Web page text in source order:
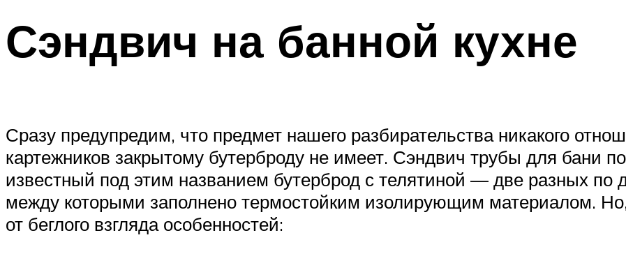
Сэндвич на банной кухне
Сразу предупредим, что предмет нашего разбирательства никакого
картежников закрытому бутерброду не имеет. Сэндвич трубы для бани
известный под этим названием бутерброд с телятиной — две разных по
между которыми заполнено термостойким изолирующим материалом.
от беглого взгляда особенностей: